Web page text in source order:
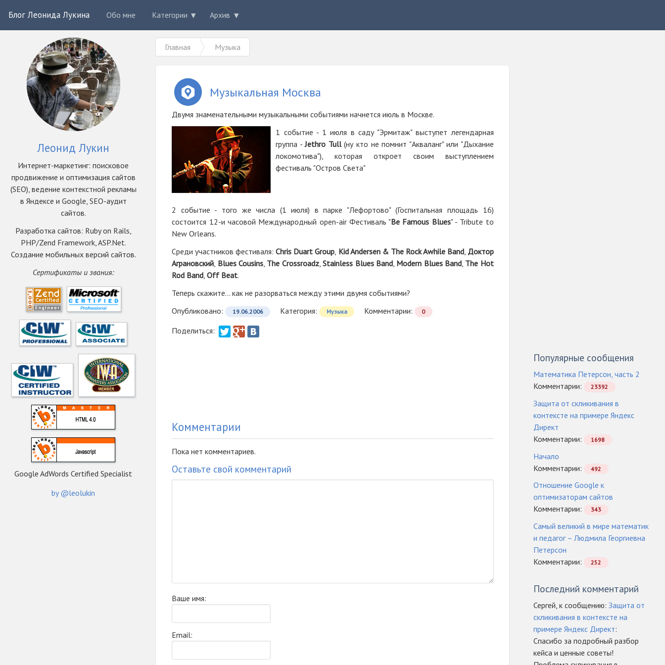
Блог Леонида Лукина Обо мне Категории Архив
Главная Музыка
Музыкальная Москва
Двумя знаменательными музыкальными событиями начнется июль в Москве.
1 событие - 1 июля в саду "Эрмитаж" выступет легендарная
группа -Jethro Tull(ну кто не помнит "Акваланг" или "Дыхание
локомотива"), которая откроет своим выступлением
фестиваль "Остров Света"
2 событие - того же числа (1 июля) в парке "Лефортово" (Госпитальная площадь 16)
состоится 12-и часовой Международный open-air Фестиваль "Be Famous Blues" - Tribute to
New Orleans.
Среди участников фестиваля:Chris Duart Group, Kid Andersen & The Rock Awhile Band, Доктор
Аграновский, Blues Cousins, The Crossroadz,Stainless Blues Band, Modern Blues Band, The Hot
Rod Band,Off Beat.
Теперь скажите... как не разорваться между этими двумя событиями?
Опубликовано:
19.06.2006 Категория: Музыка Комментарии: 0
Поделиться:
Комментарии
Пока нет комментариев.
Оставьте свой комментарий
Ваше имя:
Email:
Леонид Лукин
Интернет-маркетинг: поисковое
продвижение и оптимизация сайтов
(SEO), ведение контекстной рекламы
в Яндексе и Google, SEO-аудит
сайтов.
Разработка сайтов: Ruby on Rails,
PHP/Zend Framework, ASP.Net.
Создание мобильных версий сайтов.
Сертификаты и звания:
Google AdWords Certified Specialist
by @leolukin
Популярные сообщения
Математика Петерсон, часть 2
Комментарии:
23392
Защита от скликивания в
контексте на примере Яндекс
Директ
Комментарии:
1698
Начало
Комментарии:
492
Отношение Google к
оптимизаторам сайтов
Комментарии:
343
Самый великий в мире математик
и педагог – Людмила Георгиевна
Петерсон
Комментарии:
252
Последний комментарий
Сергей, к сообщению: Защита от
скликивания в контексте на
примере Яндекс Директ:
Спасибо за подробный разбор
кейса и ценные советы!